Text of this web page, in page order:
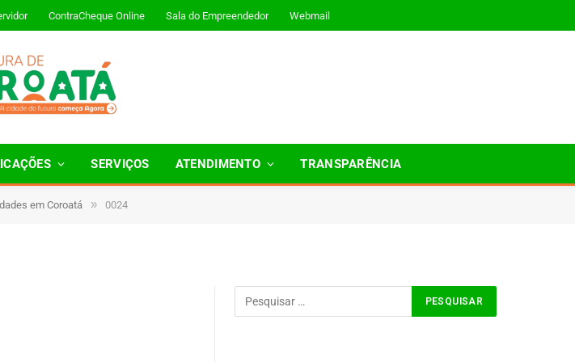
ContraCheque Online Sala do Empreendedor Webmail
SERVIÇOS ATENDIMENTO TRANSPARÊNCIA
em Coroatá » 0024